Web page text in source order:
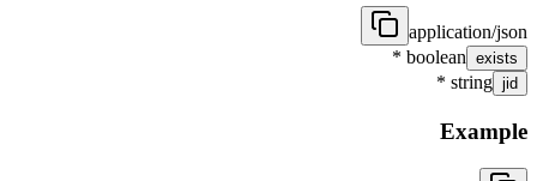
application/json
exists
boolean
*
jid
string
*
Example